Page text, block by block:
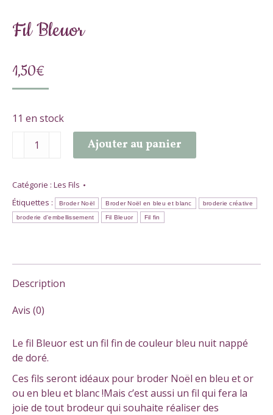
Fil Bleuor
1,50€
11 en stock
quantité
Bleuor
Ajouter au panier
Catégorie : Les Fils
Étiquettes :
Broder Noël Broder Noël en bleu et blanc broderie créative
broderie d'embellissement Fil Bleuor Fil fin
Description
Avis (0)
Le fil Bleuor est un fil fin de couleur bleu nuit nappé
de doré.
Ces fils seront idéaux pour broder Noël en bleu et or
ou en bleu et blanc !Mais c’est aussi un fil qui fera la
joie de tout brodeur qui souhaite réaliser des